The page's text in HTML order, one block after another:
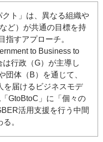
ト」は、異なる組織や
ど）が共通の目標を持
指すアプローチ。
to Business to
は行政（G）が主導し
団体（B）を通じて、
を届けるビジネスモデ
GtoBtoC 」に「個々の
活用支援を行う中間
。